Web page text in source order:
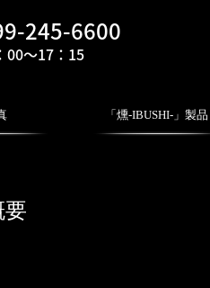
245-6600
00～17： 15
「燻-IBUSHI-」製品
要